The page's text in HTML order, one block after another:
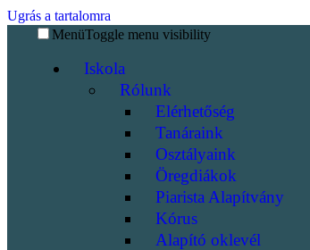
Ugrás a tartalomra
MenüToggle menu visibility
Iskola
Rólunk
Elérhetőség
Tanáraink
Osztályaink
Öregdiákok
Piarista Alapítvány
Kórus
Alapító oklevél